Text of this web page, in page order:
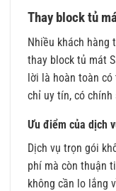
Thay block tủ
Nhiều khách hàng
thay block tủ mát
lời là hoàn toàn
chỉ uy tín, có
Ưu điểm của dịch
Dịch vụ trọn gói
phí mà còn thuận
không cần lo lắng